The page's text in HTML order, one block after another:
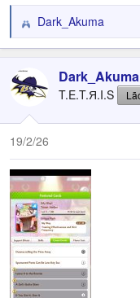
R
e
c
t
o
n
:
Dark_Akuma
Dark_Akuma
T.E.T.Я.I.S
19/2/26